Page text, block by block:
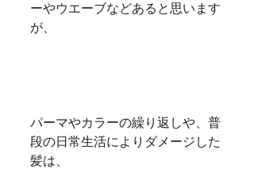
ーやウエーブなどあると思います
が、
パーマやカラーの繰り返しや、普
段の日常生活によりダメージした
髪は、